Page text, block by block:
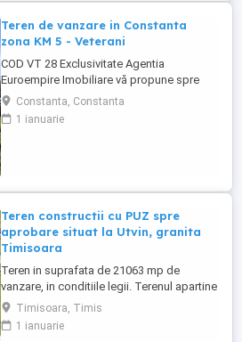
Teren de vanzare in Constanta
zona KM 5 - Veterani
COD VT 28 Exclusivitate Agentia
Euroempire Imobiliare vă propune spre
vânzare un teren intravilan construibil în
suprafață de 500 mp, situat în Localitatea
Constanta zona Veterani Km 5 , Careul D4
Constanta, Constanta
1 ianuarie
Teren constructii cu PUZ spre
aprobare situat la Utvin, granita
Timisoara
Teren in suprafata de 21063 mp de
vanzare, in conditiile legii. Terenul apartine
unei societati comerciale iar la vanzarea
catre o alta societate comerciala se aplica
regimul taxarii inverse. Are front la strada
Timisoara, Timis
1 ianuarie